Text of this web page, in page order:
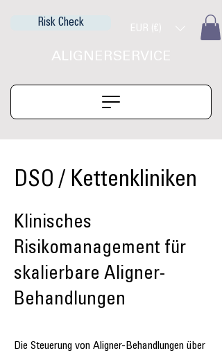
Risk Check EUR (€)
ALIGNERSERVICE
DSO / Kettenkliniken
Klinisches
Risikomanagement für
skalierbare Aligner-
Behandlungen
Die Steuerung von Aligner-Behandlungen über